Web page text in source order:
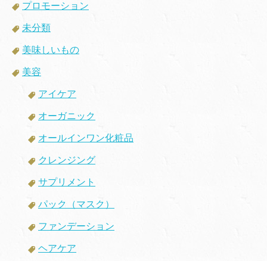
プロモーション
未分類
美味しいもの
美容
アイケア
オーガニック
オールインワン化粧品
クレンジング
サプリメント
パック（マスク）
ファンデーション
ヘアケア